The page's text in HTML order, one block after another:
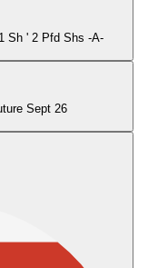
Sh ' 2 Pfd Shs -A-
Sept 26